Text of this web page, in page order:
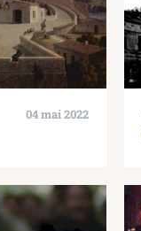
04 mai 2022